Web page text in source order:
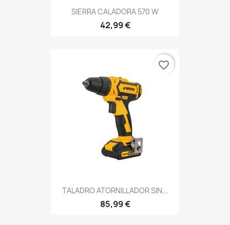
SIERRA CALADORA 570 W
42,99 €
TALADRO ATORNILLADOR SIN...
85,99 €
favorite_border